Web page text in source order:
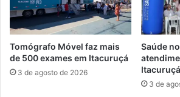
s
t
u
t
s
e
e
e
Tomógrafo Móvel faz mais
de 500 exames em Itacuruçá
3 de agosto de 2026
Saúde
3 de